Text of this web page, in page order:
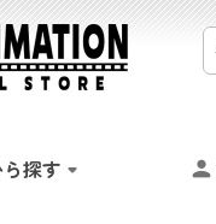
探す